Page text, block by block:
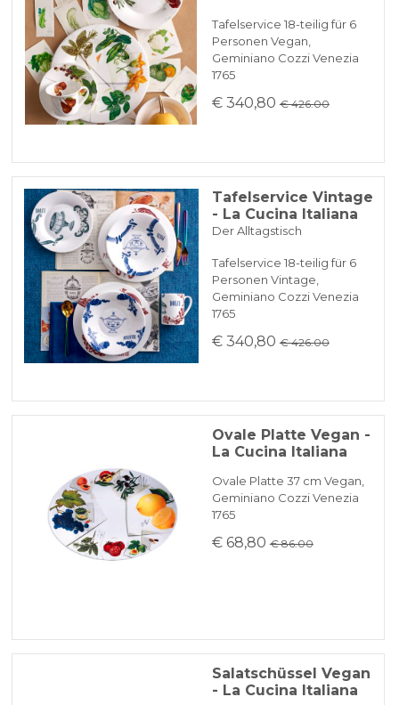
Tafelservice 18-teilig für 6
Personen Vegan,
Geminiano Cozzi Venezia
1765
€ 340,80 € 426.00
Tafelservice Vintage
- La Cucina Italiana
Der Alltagstisch
Tafelservice 18-teilig für 6
Personen Vintage,
Geminiano Cozzi Venezia
1765
€ 340,80 € 426.00
Ovale Platte Vegan -
La Cucina Italiana
Ovale Platte 37 cm Vegan,
Geminiano Cozzi Venezia
1765
€ 68,80 € 86.00
Salatschüssel Vegan
- La Cucina Italiana